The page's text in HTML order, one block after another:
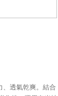
、透氣乾爽。結合